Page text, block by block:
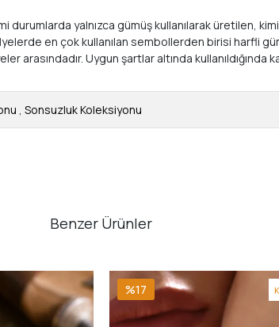
durumlarda yalnızca gümüş kullanılarak üretilen,
en çok kullanılan sembollerden birisi harfli
arasındadır. Uygun şartlar altında kullanıldığında
,Sonsuzluk Koleksiyonu
Benzer Ürünler
%17